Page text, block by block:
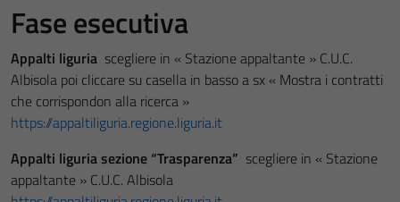
Fase esecutiva
Appalti liguria scegliere in « Stazione appaltante » C.U.C.
Albisola poi cliccare su casella in basso a sx « Mostra i contratti
che corrispondon alla ricerca »
https://appaltiliguria.regione.liguria.it
Appalti liguria sezione “Trasparenza” scegliere in « Stazione
appaltante » C.U.C. Albisola